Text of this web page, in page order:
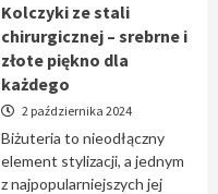
Kolczyki ze stali
chirurgicznej – srebrne i
złote piękno dla
każdego
2 października 2024
Biżuteria to nieodłączny
element stylizacji, a jednym
z najpopularniejszych jej